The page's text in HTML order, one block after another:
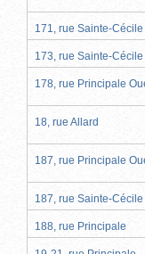
171, rue Sainte-Cécile
173, rue Sainte-Cécile
178, rue Principale
18, rue Allard
187, rue Principale
187, rue Sainte-Cécile
188, rue Principale